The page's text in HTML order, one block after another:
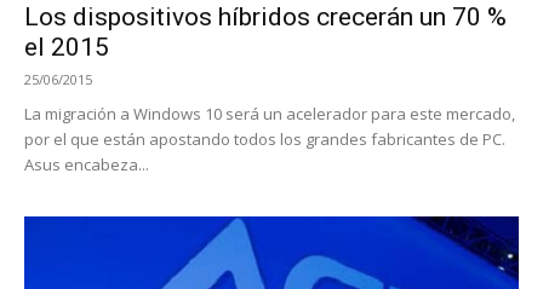
Los dispositivos híbridos crecerán un 70 %
el 2015
25/06/2015
La migración a Windows 10 será un acelerador para este mercado,
por el que están apostando todos los grandes fabricantes de PC.
Asus encabeza...